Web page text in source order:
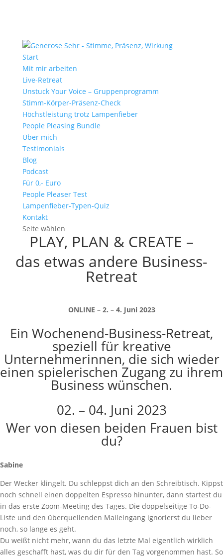
Start
Mit mir arbeiten
Live-Retreat
Unstuck Your Voice – Gruppenprogramm
Stimm-Körper-Präsenz-Check
Höchstleistung trotz Lampenfieber
People Pleasing Bundle
Über mich
Testimonials
Blog
Podcast
Für 0,- Euro
People Pleaser Test
Lampenfieber-Typen-Quiz
Kontakt
Seite wählen
PLAY, PLAN & CREATE –
das etwas andere Business-
Retreat
ONLINE – 2. – 4. Juni 2023
Ein Wochenend-Business-Retreat,
speziell für kreative
Unternehmerinnen, die sich wieder
einen spielerischen Zugang zu ihrem
Business wünschen.
02. – 04. Juni 2023
Wer von diesen beiden Frauen bist
du?
Sabine
Der Wecker klingelt. Du schleppst dich an den Schreibtisch. Kippst
noch schnell einen doppelten Espresso hinunter, dann startest du
in das erste Zoom-Meeting des Tages. Die doppelseitige To-Do-
Liste und den überquellenden Maileingang ignorierst du lieber
noch, so lange es geht.
Du weißt nicht mehr, wann du das letzte Mal eigentlich wirklich
alles geschafft hast, was du dir für den Tag vorgenommen hast. So